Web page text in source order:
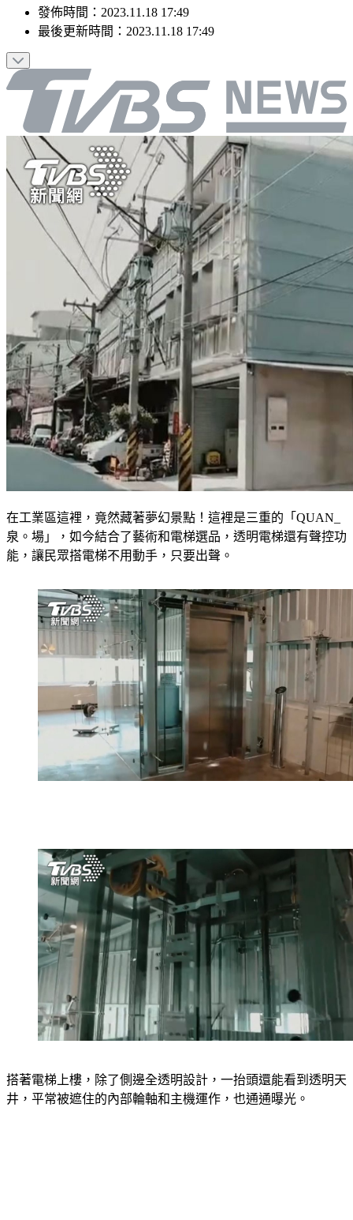
記者：劉育瑄｜攝影：謝文祥
發佈時間：2023.11.18 17:49
在工業區這裡，竟然藏著夢幻景點！這裡是三重的「QUAN_
泉。場」，如今結合了藝術和電梯選品，透明電梯還有聲控功
搭著電梯上樓，除了側邊全透明設計，一抬頭還能看到透明天